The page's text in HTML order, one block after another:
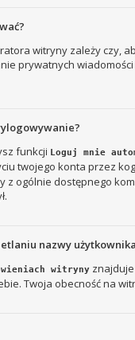
witryny zależy czy,
prywatnych
funkcji Loguj mnie
twojego konta przez
ogólnie dostępnego
nazwy
witryny
Twoja obecność na